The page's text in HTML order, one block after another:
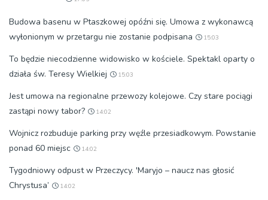
Budowa basenu w Ptaszkowej opóźni się. Umowa z wykonawcą
wyłonionym w przetargu nie zostanie podpisana
15:03
To będzie niecodzienne widowisko w kościele. Spektakl oparty o
działa św. Teresy Wielkiej
15:03
Jest umowa na regionalne przewozy kolejowe. Czy stare pociągi
zastąpi nowy tabor?
14:02
Wojnicz rozbuduje parking przy węźle przesiadkowym. Powstanie
ponad 60 miejsc
14:02
Tygodniowy odpust w Przeczycy. 'Maryjo – naucz nas głosić
Chrystusa’
14:02